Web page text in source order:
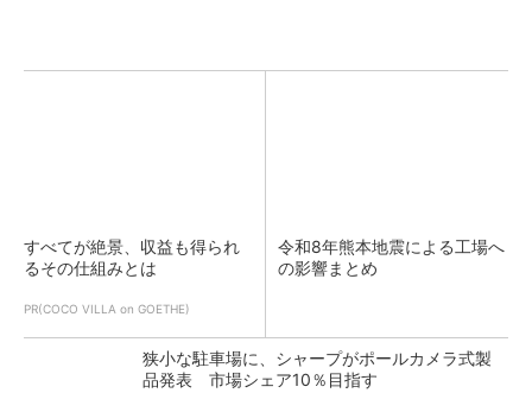
すべてが絶景、収益も得られ
るその仕組みとは
PR(COCO VILLA on GOETHE)
令和8年熊本地震による工場へ
の影響まとめ
狭小な駐車場に、シャープがポールカメラ式製
品発表 市場シェア10％目指す